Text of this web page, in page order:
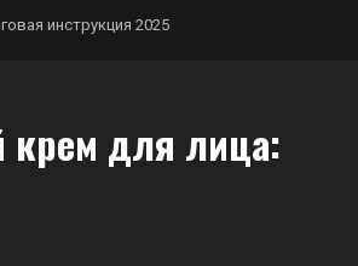
инструкция 2025
для лица: